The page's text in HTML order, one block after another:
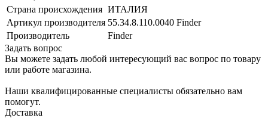
Страна происхождения ИТАЛИЯ
Артикул производителя 55.34.8.110.0040 Finder
Производитель
Finder
Задать вопрос
Вы можете задать любой интересующий вас вопрос по товару
или работе магазина.
Наши квалифицированные специалисты обязательно вам
помогут.
Доставка